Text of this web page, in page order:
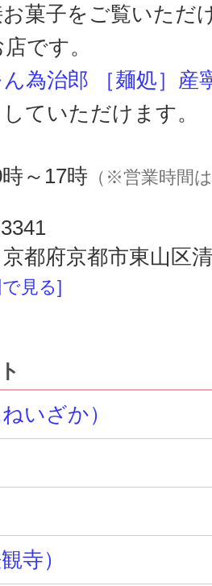
菓子をご覧いただ
です。
ん為治郎 ［麺処］産
ていただけます。
～17時 （※営業時間
都府京都市東山区
見る]
いざか）
寺）